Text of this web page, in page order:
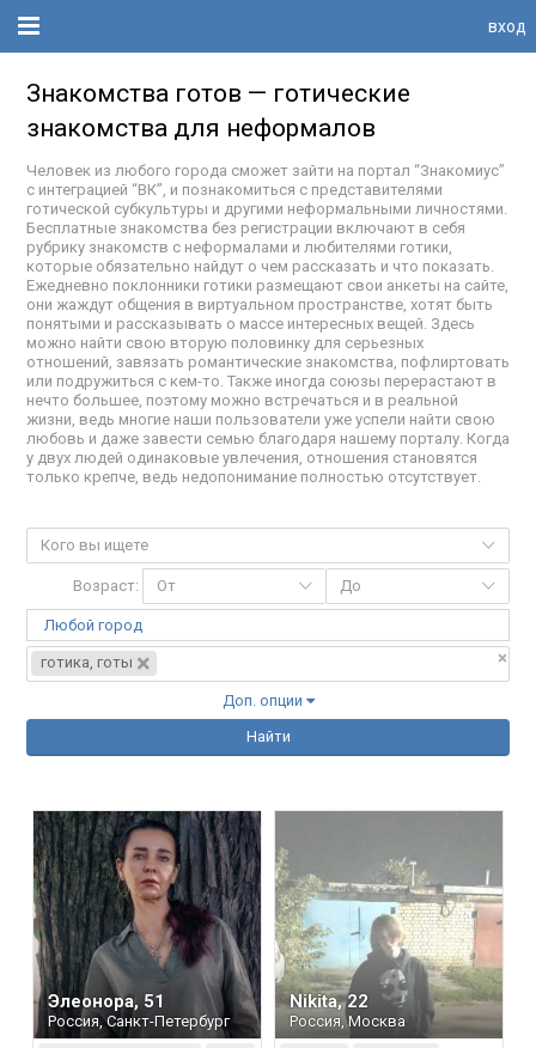
вход
Знакомства готов — готические
знакомства для неформалов
Человек из любого города сможет зайти на портал “Знакомиус”
с интеграцией “ВК”, и познакомиться с представителями
готической субкультуры и другими неформальными личностями.
Бесплатные знакомства без регистрации включают в себя
рубрику знакомств с неформалами и любителями готики,
которые обязательно найдут о чем рассказать и что показать.
Ежедневно поклонники готики размещают свои анкеты на сайте,
они жаждут общения в виртуальном пространстве, хотят быть
понятыми и рассказывать о массе интересных вещей. Здесь
можно найти свою вторую половинку для серьезных
отношений, завязать романтические знакомства, пофлиртовать
или подружиться с кем-то. Также иногда союзы перерастают в
нечто большее, поэтому можно встречаться и в реальной
жизни, ведь многие наши пользователи уже успели найти свою
любовь и даже завести семью благодаря нашему порталу. Когда
у двух людей одинаковые увлечения, отношения становятся
только крепче, ведь недопонимание полностью отсутствует.
Кого вы ищете
Возраст: До
От
Любой город
×
готика, готы ×
Доп. опции
Найти
Элеонора, 51
Россия,Санкт-Петербург
Nikita,22
Россия,Москва